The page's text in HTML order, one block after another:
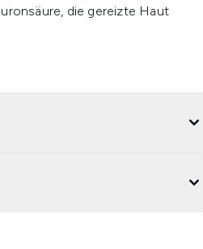
die gereizte Haut